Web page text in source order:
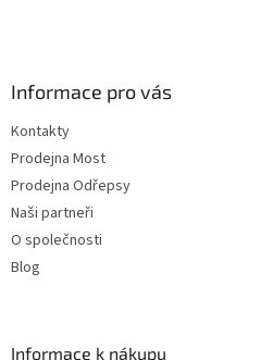
Informace pro vás
Kontakty
Prodejna Most
Prodejna Odřepsy
Naši partneři
O společnosti
Blog
Informace k nákupu